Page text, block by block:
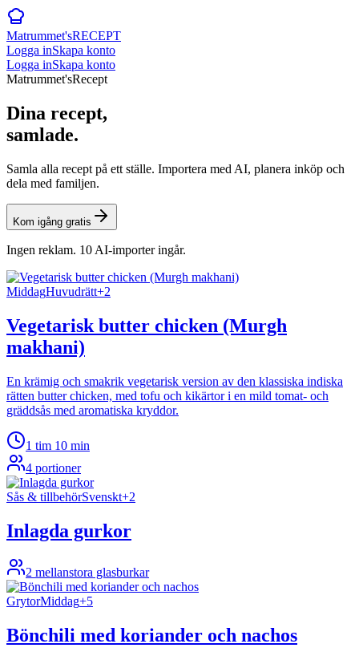
Matrummet'sRECEPT
Logga inSkapa konto
Logga inSkapa konto
Matrummet'sRecept
Dina recept,
samlade.
Samla alla recept på ett ställe. Importera med AI, planera inköp och
dela med familjen.
Kom igång gratis
Ingen reklam. 10 AI-importer ingår.
MiddagHuvudrätt+2
Vegetarisk butter chicken (Murgh
makhani)
En krämig och smakrik vegetarisk version av den klassiska indiska
rätten butter chicken, med tofu och kikärtor i en mild tomat- och
gräddsås med aromatiska kryddor.
1 tim 10 min
4 portioner
Sås & tillbehörSvenskt+2
Inlagda gurkor
2 mellanstora glasburkar
GrytorMiddag+5
Bönchili med koriander och nachos